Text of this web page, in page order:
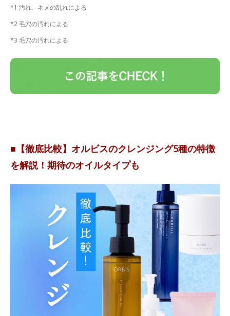
*1 汚れ、キメの乱れによる
*2 毛穴の汚れによる
*3 毛穴の汚れによる
■【徹底比較】オルビスのクレンジング5種の特徴
を解説！期待のオイルタイプも